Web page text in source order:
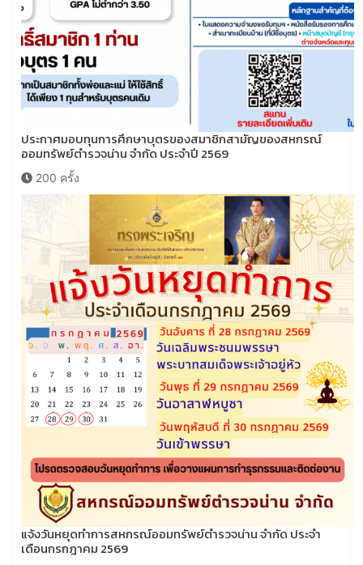
ประกาศมอบทุนการศึกษาบุตรของสมาชิกสามัญของสหกรณ์
ออมทรัพย์ตำรวจน่าน จำกัด ประจำปี 2569
200 ครั้ง
แจ้งวันหยุดทำการสหกรณ์ออมทรัพย์ตำรวจน่าน จำกัด ประจำ
เดือนกรกฎาคม 2569